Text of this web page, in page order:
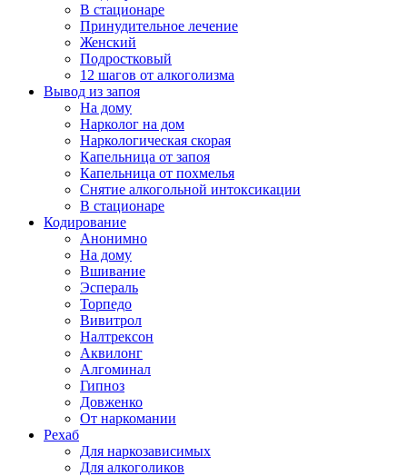
В стационаре
Принудительное лечение
Женский
Подростковый
12 шагов от алкоголизма
Вывод из запоя
На дому
Нарколог на дом
Наркологическая скорая
Капельница от запоя
Капельница от похмелья
Снятие алкогольной интоксикации
В стационаре
Кодирование
Анонимно
На дому
Вшивание
Эспераль
Торпедо
Вивитрол
Налтрексон
Аквилонг
Алгоминал
Гипноз
Довженко
От наркомании
Рехаб
Для наркозависимых
Для алкоголиков